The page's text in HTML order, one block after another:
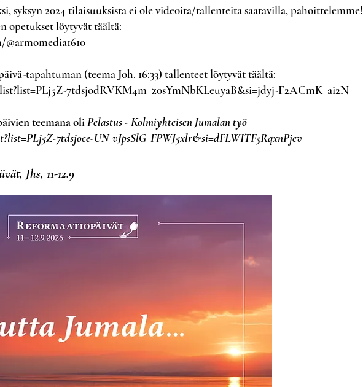
syksyn 2024 tilaisuuksista ei ole videoita/tallenteita saatavilla, pahoittelemme!
opetukset löytyvät täältä:
tapahtuman (teema Joh. 16:33) tallenteet löytyvät täältä:
7tdsjodRVKM4m_z0sYmNbKLeuyaB&si=jdyj-F2ACmK_ai2N
teemana oliPelastus - Kolmiyhteisen Jumalan työ
7tdsjoce-UN_vJpsSlG_FPWJ5xlr&si=dFLWITF5RqxnPjev
Jhs, 11-12.9